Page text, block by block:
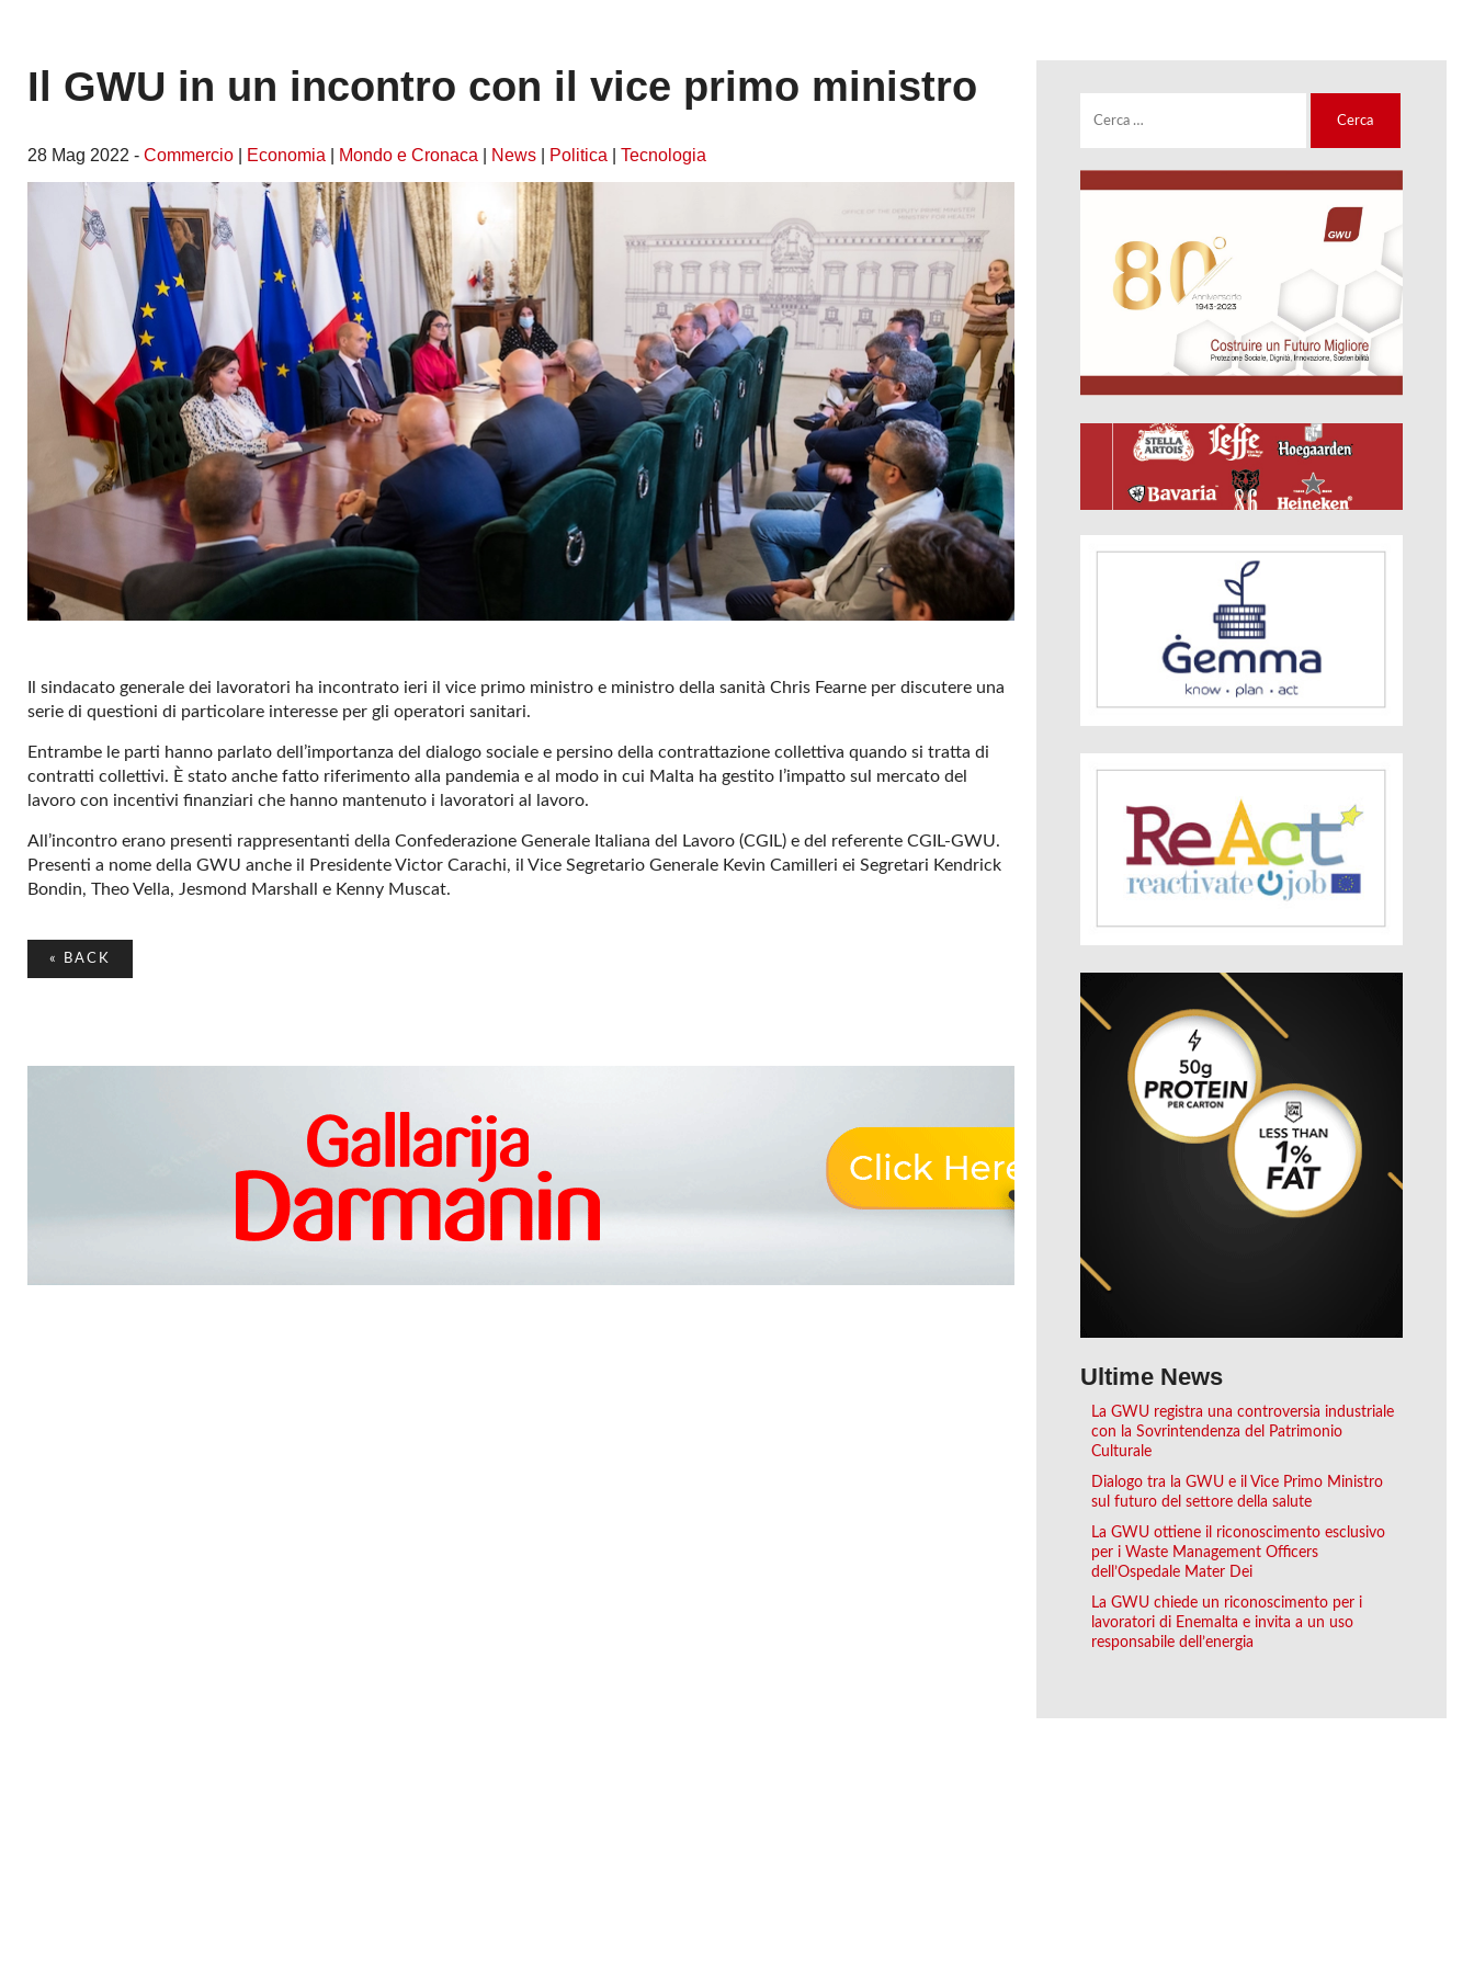
Il GWU in un incontro con il vice primo ministro
28 Mag 2022 - Commercio Economia Mondo e Cronaca News Politica Tecnologia
Il sindacato generale dei lavoratori ha incontrato ieri il vice primo ministro e ministro della sanità Chris Fearne per discutere una
serie di questioni di particolare interesse per gli operatori sanitari.
Entrambe le parti hanno parlato dell’importanza del dialogo sociale e persino della contrattazione collettiva quando si tratta di
contratti collettivi. È stato anche fatto riferimento alla pandemia e al modo in cui Malta ha gestito l’impatto sul mercato del
lavoro con incentivi finanziari che hanno mantenuto i lavoratori al lavoro.
All’incontro erano presenti rappresentanti della Confederazione Generale Italiana del Lavoro (CGIL) e del referente CGIL-GWU.
Presenti a nome della GWU anche il Presidente Victor Carachi, il Vice Segretario Generale Kevin Camilleri ei Segretari Kendrick
Bondin, Theo Vella, Jesmond Marshall e Kenny Muscat.
« BACK
per:
Ultime News
La GWU registra una controversia industriale
con la Sovrintendenza del Patrimonio
Culturale
Dialogo tra la GWU e il Vice Primo Ministro
sul futuro del settore della salute
La GWU ottiene il riconoscimento esclusivo
per i Waste Management Officers
dell’Ospedale Mater Dei
La GWU chiede un riconoscimento per i
lavoratori di Enemalta e invita a un uso
responsabile dell’energia